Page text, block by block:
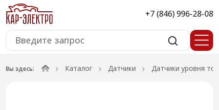
+7 (846) 996-28-08
Вы здесь: Каталог Датчики Датчики уровня